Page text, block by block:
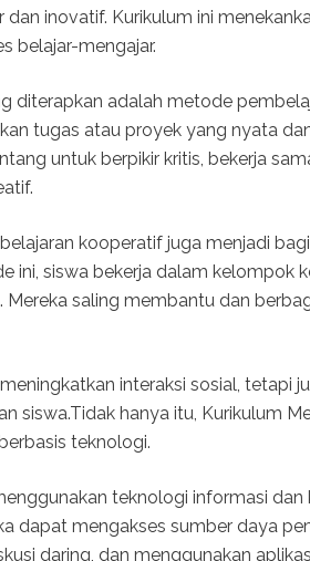
inovatif. Kurikulum ini
belajar-mengajar.
diterapkan adalah metode
tugas atau proyek yang nyata
untuk berpikir kritis, bekerja
kooperatif juga menjadi
ini, siswa bekerja dalam kelompok
Mereka saling membantu dan
interaksi sosial, tetapi
siswa.Tidak hanya itu, Kurikulum
teknologi.
teknologi informasi
dapat mengakses sumber daya
daring, dan menggunakan